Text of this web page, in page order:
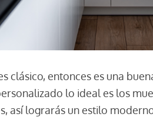
clásico, entonces es una
lo ideal es los
así lograrás un estilo